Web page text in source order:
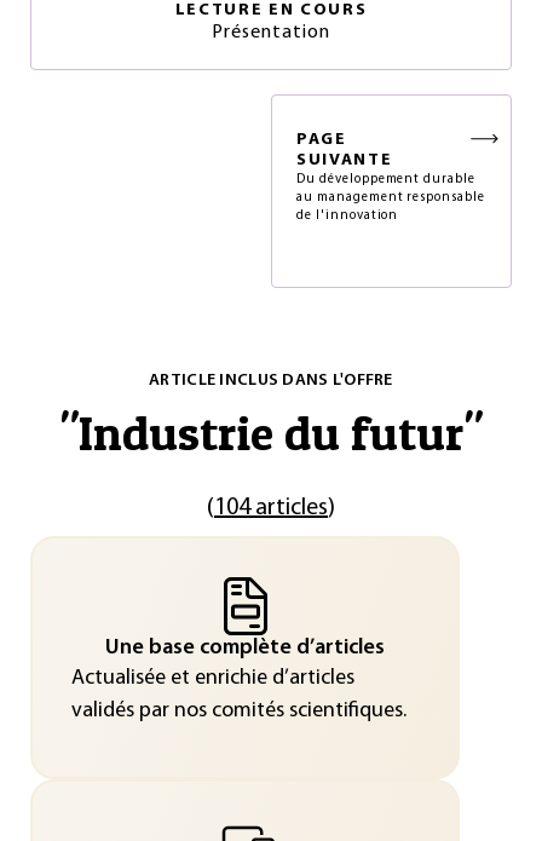
LECTURE EN COURS
Présentation
PAGE
SUIVANTE
Du développement durable
au management responsable
de l'innovation
ARTICLE INCLUS DANS L'OFFRE
"Industrie du futur"
(104 articles)
Une base complète d’articles
Actualisée et enrichie d’articles
validés par nos comités scientifiques.